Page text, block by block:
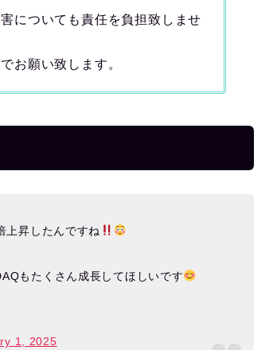
についても責任を負担致しませ
お願い致します。
上昇したんですね
もたくさん成長してほしいです
1, 2025